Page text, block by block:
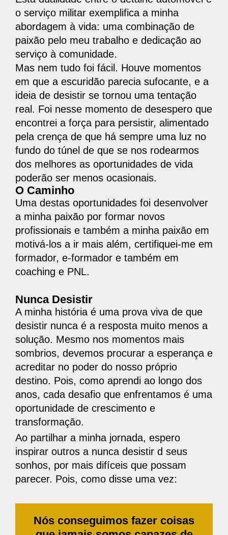
o serviço militar exemplifica a minha
abordagem à vida: uma combinação de
paixão pelo meu trabalho e dedicação ao
serviço à comunidade.
Mas nem tudo foi fácil. Houve momentos
em que a escuridão parecia sufocante, e a
ideia de desistir se tornou uma tentação
real. Foi nesse momento de desespero que
encontrei a força para persistir, alimentado
pela crença de que há sempre uma luz no
fundo do túnel de que se nos rodearmos
dos melhores as oportunidades de vida
poderão ser menos ocasionais.
O Caminho
Uma destas oportunidades foi desenvolver
a minha paixão por formar novos
profissionais e também a minha paixão em
motivá-los a ir mais além, certifiquei-me em
formador, e-formador e também em
coaching e PNL.
Nunca Desistir
A minha história é uma prova viva de que
desistir nunca é a resposta muito menos a
solução. Mesmo nos momentos mais
sombrios, devemos procurar a esperança e
acreditar no poder do nosso próprio
destino. Pois, como aprendi ao longo dos
anos, cada desafio que enfrentamos é uma
oportunidade de crescimento e
transformação.
Ao partilhar a minha jornada, espero
inspirar outros a nunca desistir d seus
sonhos, por mais difíceis que possam
parecer. Pois, como disse uma vez:
Nós conseguimos fazer coisas